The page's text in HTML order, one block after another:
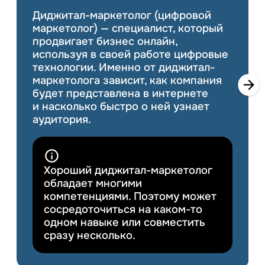
Диджитал-маркетолог (цифровой
маркетолог) — специалист, который
продвигает бизнес онлайн,
используя в своей работе цифровые
технологии. Именно от диджитал-
маркетолога зависит, как компания
будет представлена в интернете
и насколько быстро о ней узнает
аудитория.
Хороший диджитал-маркетолог
обладает многими
компетенциями. Поэтому может
сосредоточиться на каком-то
одном навыке или совместить
сразу несколько.
Анализирует целевую аудиторию
и ее потребности, рынок
и конкурентов
Составляет контент-план
Подбирает маркетинговые
инструменты для увеличения
трафика и привлечения клиентов
Формулирует и тестирует
гипотезы
Ведет соцсети
Ведет пиар-кампании
Ведет контекстную
и таргетированную рекламу
и оценивает ее эффективность
Специальность позволяет работать
на разныхдолжностях —
ты сможешь выбрать то, что больше
нравится:
Интернет-маркетолог
Бренд-менеджер
Специалист по связям
с общественностью
Копирайтер
Специалист по ведению
социальных сетей
Менеджер по ведению
мероприятий
Веб-аналитик
компаний нужны специалисты
маркетологи.
Ты сможешь работать в различных
областях:
ИТ-компаниях
Аналитических компаниях
Банковской сфере
Сфере образования
Промышленности
Ритейле
Сфере сервиса
Сфере логистики